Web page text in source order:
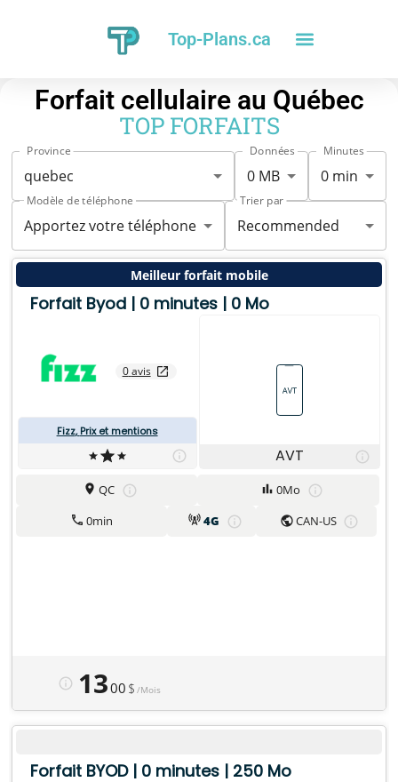
Top-Plans.ca
Forfait cellulaire au Québec
TOP FORFAITS